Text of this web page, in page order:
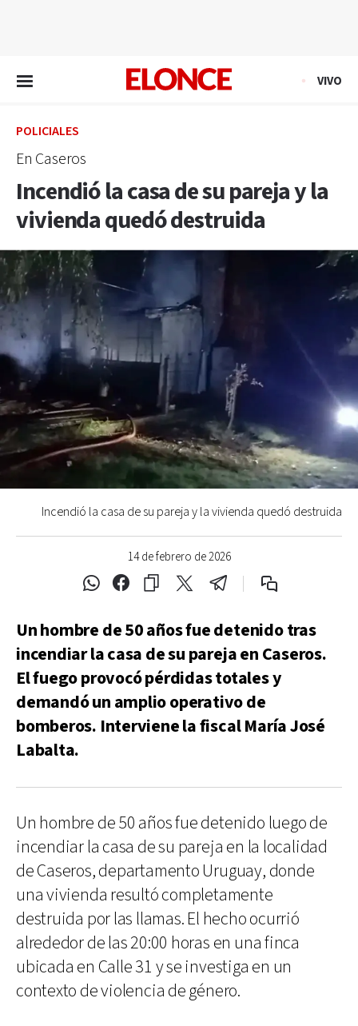
VIVO
POLICIALES
En Caseros
Incendió la casa de su pareja y la
vivienda quedó destruida
14 de febrero de 2026
Incendió la casa de su pareja y la vivienda quedó destruida
Un hombre de 50 años fue detenido tras
incendiar la casa de su pareja en Caseros.
El fuego provocó pérdidas totales y
demandó un amplio operativo de
bomberos. Interviene la fiscal María José
Labalta.
Un hombre de 50 años fue detenido luego de
incendiar la casa de su pareja en la localidad
de Caseros, departamento Uruguay, donde
una vivienda resultó completamente
destruida por las llamas. El hecho ocurrió
alrededor de las 20:00 horas en una finca
ubicada en Calle 31 y se investiga en un
contexto de violencia de género.